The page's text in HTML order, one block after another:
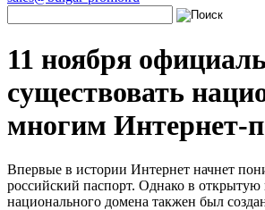
11 ноября
существовать
многим Интернет-
Впервые в истории Интернет начнет
российский паспорт. Однако в
национального домена такжен был